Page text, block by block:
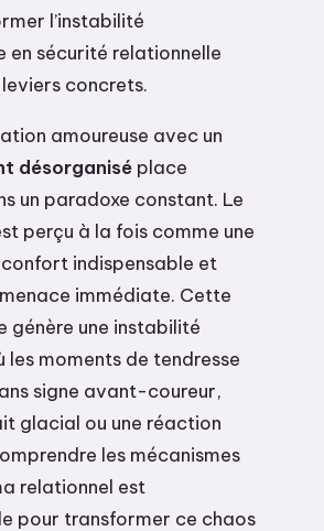
l’instabilité
en sécurité relationnelle
concrets.
amoureuse avec un
désorganisé place
un paradoxe constant. Le
perçu à la fois comme une
indispensable et
immédiate. Cette
génère une instabilité
les moments de tendresse
signe avant-coureur,
glacial ou une réaction
les mécanismes
relationnel est
pour transformer ce chaos